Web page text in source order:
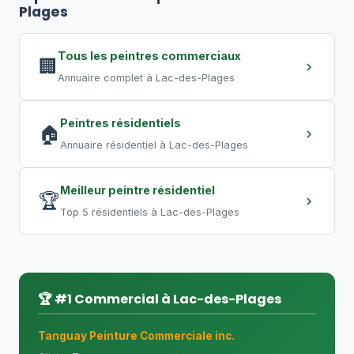
compresser les délais.
Plages
🏢 Tous les peintres commerciaux
Annuaire complet à Lac-des-Plages
🏠 Peintres résidentiels
Annuaire résidentiel à Lac-des-Plages
🏆Meilleur peintre résidentiel
Top 5 résidentiels à Lac-des-Plages
🏆 #1 Commercial à Lac-des-Plages
Tanguay Peinture Commerciale inc.